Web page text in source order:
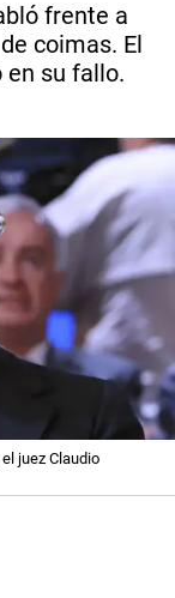
frente a
coimas. El
en su fallo.
juez Claudio